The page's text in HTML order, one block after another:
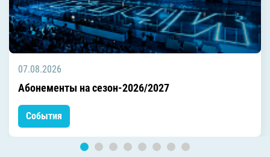
07.08.2026
Абонементы на сезон-2026/2027
События